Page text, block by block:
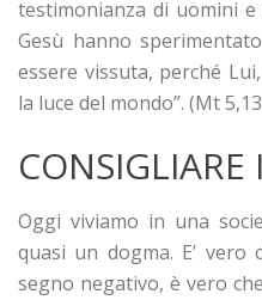
testimonianza di uomini e
Gesù hanno
essere vissuta, perché
la luce del mondo”. (Mt
CONSIGLIARE
Oggi viviamo in una
quasi un dogma. E’
segno negativo, è vero